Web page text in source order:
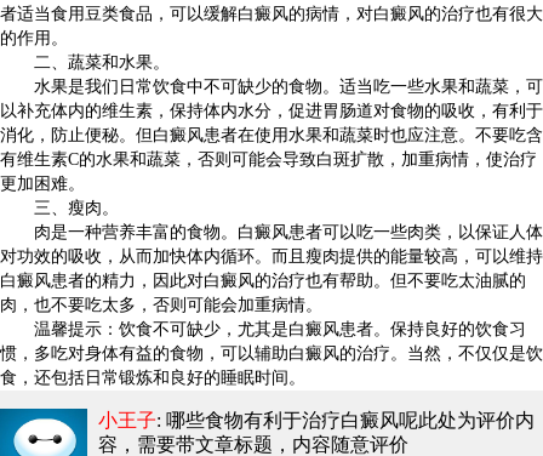
者适当食用豆类食品，可以缓解白癜风的病情，对白癜风的治疗也有很大
的作用。
二、蔬菜和水果。
水果是我们日常饮食中不可缺少的食物。适当吃一些水果和蔬菜，可
以补充体内的维生素，保持体内水分，促进胃肠道对食物的吸收，有利于
消化，防止便秘。但白癜风患者在使用水果和蔬菜时也应注意。不要吃含
有维生素C的水果和蔬菜，否则可能会导致白斑扩散，加重病情，使治疗
更加困难。
三、瘦肉。
肉是一种营养丰富的食物。白癜风患者可以吃一些肉类，以保证人体
对功效的吸收，从而加快体内循环。而且瘦肉提供的能量较高，可以维持
白癜风患者的精力，因此对白癜风的治疗也有帮助。但不要吃太油腻的
肉，也不要吃太多，否则可能会加重病情。
温馨提示：饮食不可缺少，尤其是白癜风患者。保持良好的饮食习
惯，多吃对身体有益的食物，可以辅助白癜风的治疗。当然，不仅仅是饮
食，还包括日常锻炼和良好的睡眠时间。
小王子: 哪些食物有利于治疗白癜风呢此处为评价内
容，需要带文章标题，内容随意评价